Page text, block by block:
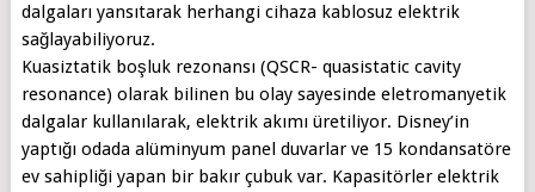
dalgaları yansıtarak herhangi cihaza kablosuz elektrik
sağlayabiliyoruz.
Kuasiztatik boşluk rezonansı (QSCR- quasistatic cavity
resonance) olarak bilinen bu olay sayesinde eletromanyetik
dalgalar kullanılarak, elektrik akımı üretiliyor. Disney’in
yaptığı odada alüminyum panel duvarlar ve 15 kondansatöre
ev sahipliği yapan bir bakır çubuk var. Kapasitörler elektrik